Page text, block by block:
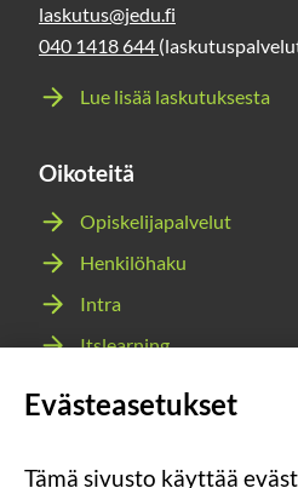
laskutus@jedu.fi
040 1418 644
Lue lisää laskutuksesta
Oikoteitä
Opiskelijapalvelut
Henkilöhaku
Intra
Itslearning
Evästeasetukset
Tämä sivusto käyttää